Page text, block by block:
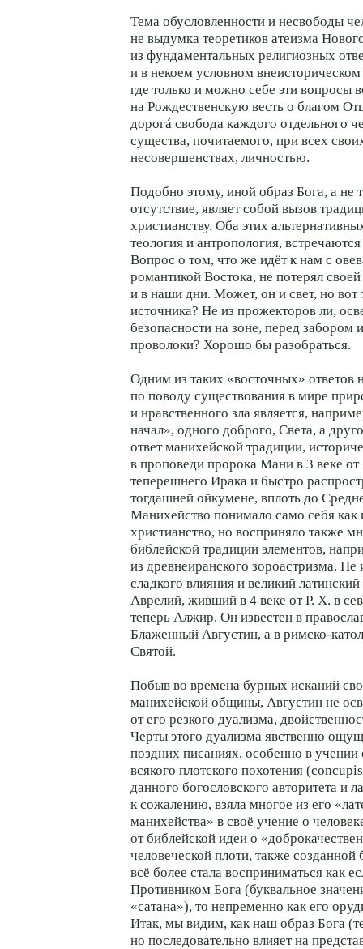
Тема обусловленности и несвободы
не выдумка теоретиков атеизма
из фундаментальных религиозных
и в некоем условном внеисторическом
где только и можно себе эти вопросы
на Рождественскую весть о благом
дорогá свобода каждого отдельного
существа, почитаемого, при всех
несовершенствах, личностью.
Подобно этому, иной образ Бога, а не
отсутствие, являет собой вызов
христианству. Оба этих
теология и антропология,
Вопрос о том, что же идёт к нам с
романтикой Востока, не потерял своей
и в наши дни. Может, он и свет, но вот
источника? Не из прожекторов ли,
безопасности на зоне, перед забором
проволоки? Хорошо бы разобраться.
Одним из таких «восточных» ответов
по поводу существования в мире
и нравственного зла является,
начал», одного доброго, Света, а
ответ манихейской традиции,
в проповеди пророка Мани в 3 веке от
теперешнего Ирака и быстро
тогдашней oйкумене, вплоть до
Манихейство понимало само себя как
христианство, но восприняло также
библейской традиции элементов,
из древнеиранского зороастризма. Не
сладкого влияния и великий
Аврелий, живший в 4 веке от Р. Х. в
теперь Алжир. Он известен в
Блаженный Августин, а в римско-
Святой.
Побыв во времена бурных исканий
манихейской общины, Августин не
от его резкого дуализма,
Черты этого дуализма явственно
поздних писаниях, особенно в учении
всякого плотского похотения
данного богословского авторитета и
к сожалению, взяла многое из его
манихейства» в своё учение о
от библейской идеи о
человеческой плоти, также
всё более стала восприниматься как
Противником Бога (буквальное
«сатана»), то непременно как его
Итак, мы видим, как наш образ Бога
но последовательно влияет на